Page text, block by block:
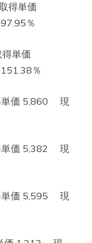
得単価
％
単価
％
単価 5,860 現
単価 5,382 現
単価 5,595 現